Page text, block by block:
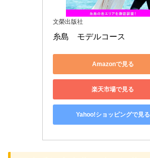
文榮出版社
Amazonで見る
楽天市場で見る
Yahoo!ショッピングで見る